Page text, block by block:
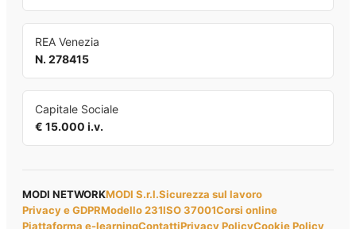
REA Venezia
N. 278415
Capitale Sociale
€ 15.000 i.v.
MODI NETWORKMODI S.r.l.Sicurezza sul lavoro
Privacy e GDPRModello 231ISO 37001Corsi online
Piattaforma e-learningContattiPrivacy PolicyCookie Policy